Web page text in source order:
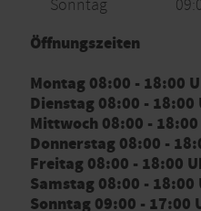
Sonntag
Öffnungszeiten
Montag 08:00 - 18:00
Dienstag 08:00 - 18:00
Mittwoch 08:00 -
Donnerstag 08:00 -
Freitag 08:00 - 18:00
Samstag 08:00 - 18:00
Sonntag 09:00 - 17:00